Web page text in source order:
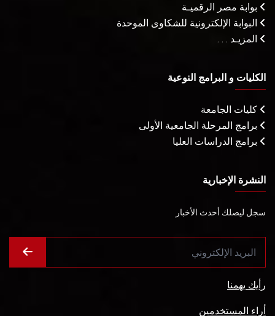
بوابة مصر الرقميـة
البوابة الإلكترونية للشكاوى الموحدة
المزيـد . . .
الكليات و البرامج النوعية
كليات الجامعة
برامج المرحلة الجامعية الأولى
برامج الدراسات العليا
النشرة الإخبارية
سجل ليصلك أحدث الأخبار
رأيك يهمنا
أراء المستخدمين